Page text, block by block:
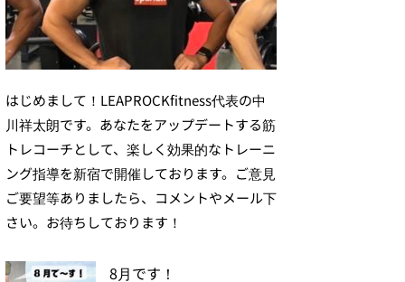
はじめまして！LEAPROCKfitness代表の中
川祥太朗です。あなたをアップデートする筋
トレコーチとして、楽しく効果的なトレーニ
ング指導を新宿で開催しております。ご意見
ご要望等ありましたら、コメントやメール下
さい。お待ちしております！
8月です！